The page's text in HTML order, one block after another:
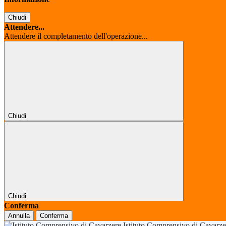
Chiudi
Attendere...
Attendere il completamento dell'operazione...
Chiudi
Chiudi
Conferma
Annulla Conferma